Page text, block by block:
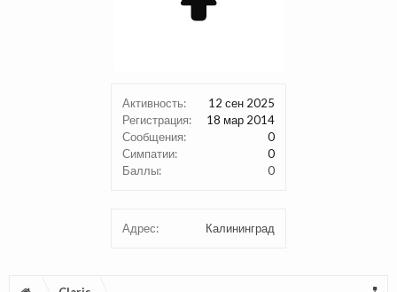
Активность:
12 сен 2025
Регистрация:
18 мар 2014
Сообщения:
0
Симпатии:
0
Баллы:
0
Адрес: Калининград